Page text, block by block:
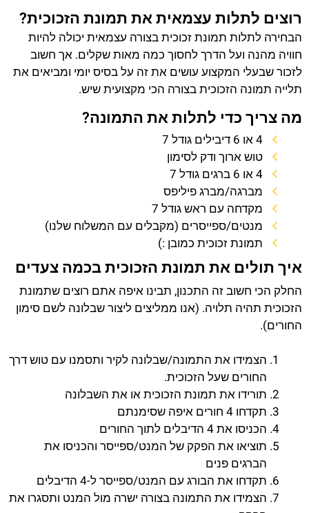
רוצים לתלות עצמאית את תמונת הזכוכית?
הבחירה לתלות תמונת זכוכית בצורה עצמאית יכולה להיות
חוויה מהנה ועל הדרך לחסוך כמה מאות שקלים. אך חשוב
לזכור שבעלי המקצוע עושים את זה על בסיס יומי ומביאים את
תלייה תמונה הזכוכית בצורה הכי מקצועית שיש.
מה צריך כדי לתלות את התמונה?
4 או 6 דיבילים גודל 7
טוש ארוך ודק לסימון
4 או 6 ברגים גודל 7
מברגה/מברג פיליפס
מקדחה עם ראש גודל 7
מנטים/ספייסרים (מקבלים עם המשלוח שלנו)
תמונת זכוכית כמובן :)
איך תולים את תמונת הזכוכית בכמה צעדים
החלק הכי חשוב זה התכנון, תבינו איפה אתם רוצים שתמונת
הזכוכית תהיה תלויה. (אנו ממליצים ליצור שבלונה לשם סימון
החורים).
הצמידו את התמונה/שבלונה לקיר ותסמנו עם טוש דרך
החורים שעל הזכוכית.
תורידו את תמונת הזכוכית או את השבלונה
תקדחו 4 חורים איפה שסימנתם
הכניסו את 4 הדיבלים לתוך החורים
תוציאו את הפקק של המנט/ספייסר והכניסו את
הברגים פנים
תקדחו את הבורג עם המנט/ספייסר ל-4 הדיבלים
הצמידו את התמונה בצורה ישרה מול המנט ותסגרו את